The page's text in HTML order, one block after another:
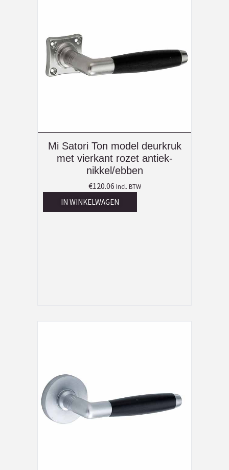
Mi Satori Ton model deurkruk
met vierkant rozet antiek-
nikkel/ebben
€120.06 Incl. BTW
IN WINKELWAGEN